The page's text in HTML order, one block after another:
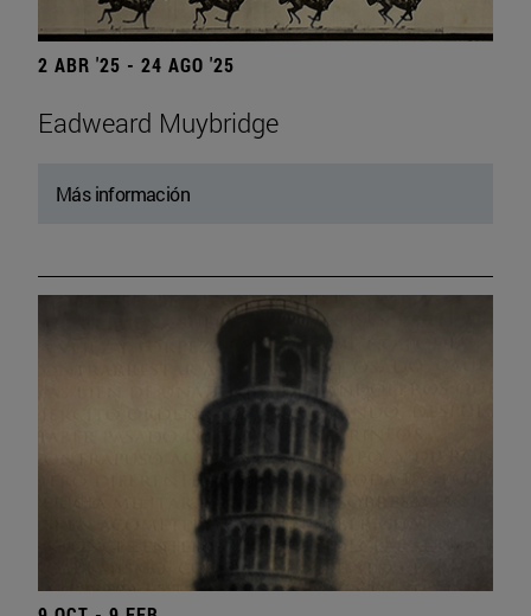
2 ABR '25 - 24 AGO '25
Eadweard Muybridge
Más información